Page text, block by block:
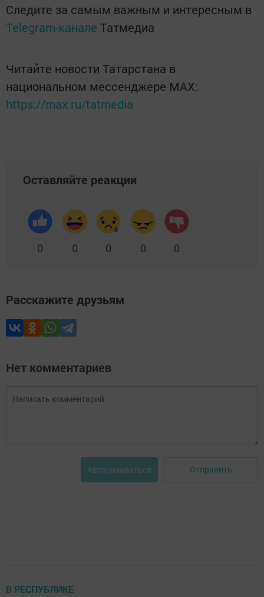
Следите за самым важным и интересным в
Telegram-канале Татмедиа
Читайте новости Татарстана в
национальном мессенджере MАХ:
https://max.ru/tatmedia
Оставляйте реакции
0 0 0 0 0
Расскажите друзьям
Нет комментариев
Авторизоваться Отправить
В РЕСПУБЛИКЕ